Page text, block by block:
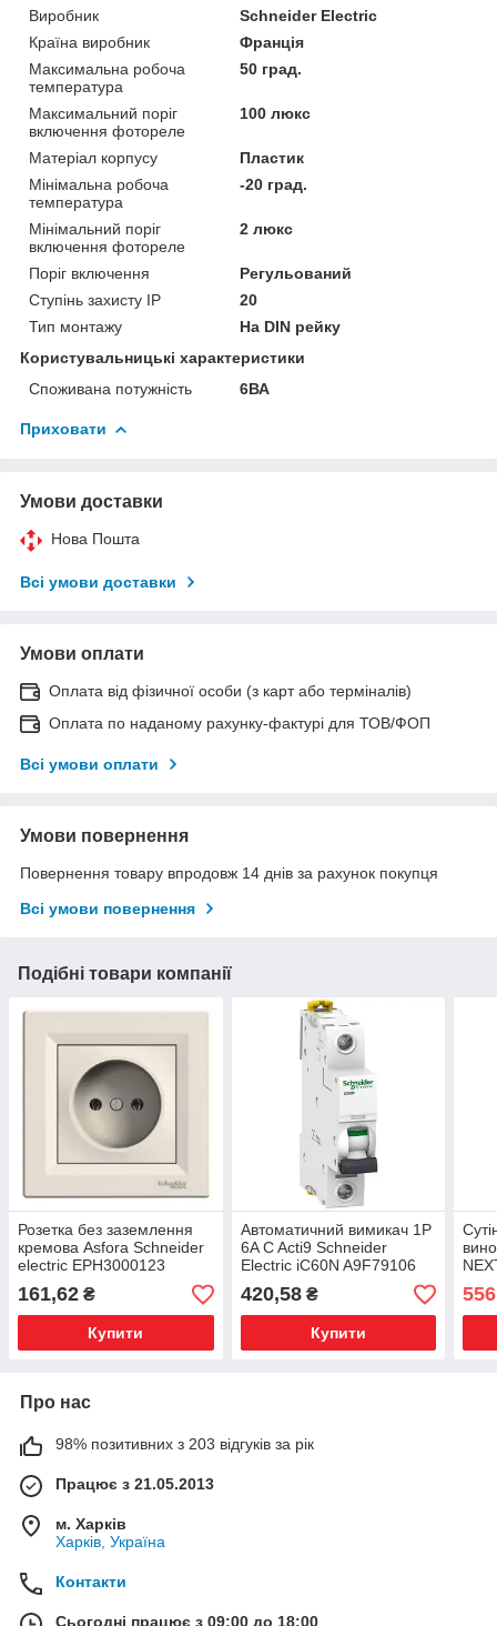
Виробник
Schneider Electric
Країна виробник
Франція
Максимальна робоча
температура
50 град.
Максимальний поріг
включення фотореле
100 люкс
Матеріал корпусу
Пластик
Мінімальна робоча
температура
-20 град.
Мінімальний поріг
включення фотореле
2 люкс
Поріг включення
Регульований
Ступінь захисту IP
20
Тип монтажу
На DIN рейку
Користувальницькі характеристики
Споживана потужність
6ВА
Приховати
Умови доставки
Нова Пошта
Всі умови доставки
Умови оплати
Оплата від фізичної особи (з карт або терміналів)
Оплата по наданому рахунку-фактурі для ТОВ/ФОП
Всі умови оплати
Умови повернення
Повернення товару впродовж 14 днів за рахунок покупця
Всі умови повернення
Подібні товари компанії
Розетка без заземлення
кремова Asfora Schneider
electric EPH3000123
161,62 ₴
Купити
Автоматичний вимикач 1P
6A C Acti9 Schneider
Electric iC60N A9F79106
420,58₴
Купити
Про нас
98% позитивних з 203 відгуків за рік
Працює з 21.05.2013
м. Харків
Харків, Україна
Контакти
Сьогодні працює з 09:00 до 18:00